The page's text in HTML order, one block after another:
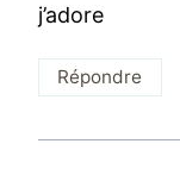
j’adore
Répondre